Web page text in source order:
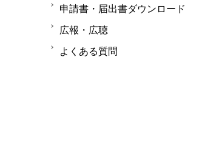
申請書・届出書ダウンロード
広報・広聴
よくある質問